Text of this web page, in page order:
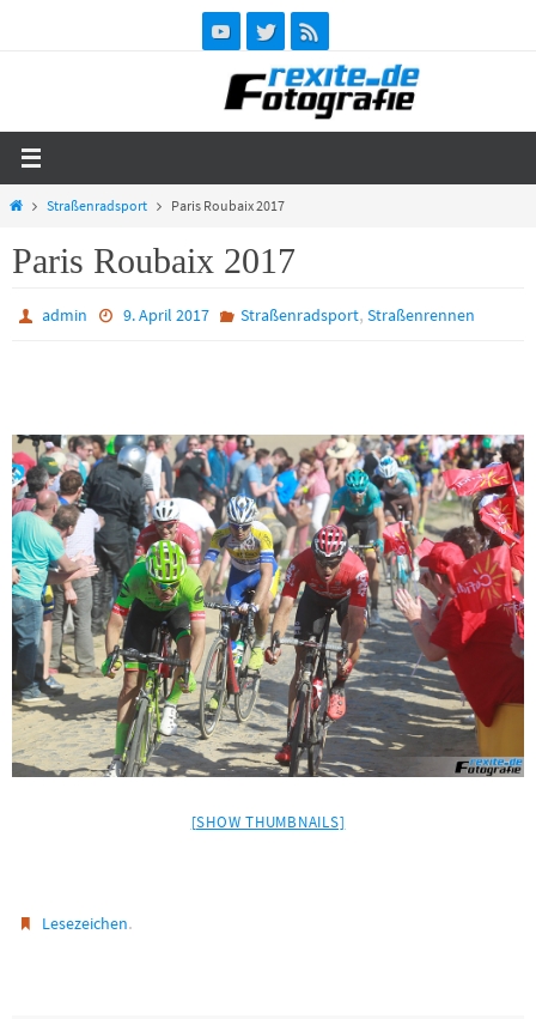
StartStraßenradsport Paris Roubaix 2017
Paris Roubaix 2017
admin 9. April 2017 Straßenradsport, Straßenrennen
[SHOW THUMBNAILS]
Lesezeichen.